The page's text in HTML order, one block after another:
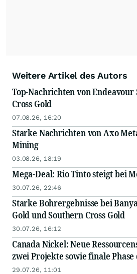
Weitere Artikel des Autors
Top-Nachrichten von
Cross Gold
07.08.26, 16:20
Starke Nachrichten von Axo
Mining
03.08.26, 18:19
Mega-Deal: Rio Tinto steigt bei
30.07.26, 22:46
Starke Bohrergebnisse bei
Gold und Southern Cross Gold
30.07.26, 16:12
Canada Nickel: Neue
zwei Projekte sowie finale
29.07.26, 11:01